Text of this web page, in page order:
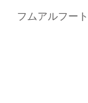
フムアルフート